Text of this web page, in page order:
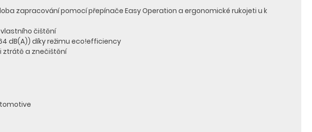
zapracování pomocí přepínače Easy Operation a ergonomické rukojeti u k
čištění
dB(A)) díky režimu eco!efficiency
ztrátě a znečištění